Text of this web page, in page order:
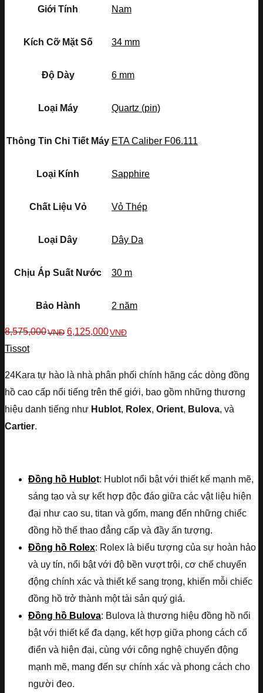
Giới Tính Nam
Kích Cỡ Mặt Số 34 mm
Độ Dày 6 mm
Loại Máy Quartz (pin)
Thông Tin Chi Tiết Máy ETA Caliber F06.111
Loại Kính Sapphire
Chất Liệu Vỏ Vỏ Thép
Loại Dây Dây Da
Chịu Áp Suất Nước 30 m
Bảo Hành 2 năm
8,575,000VNĐ 6,125,000VNĐ
Tissot
24Kara tự hào là nhà phân phối chính hãng các dòng đồng
hồ cao cấp nổi tiếng trên thế giới, bao gồm những thương
hiệu danh tiếng như Hublot, Rolex, Orient, Bulova, và
Cartier.
Đồng hồ Hublot: Hublot nổi bật với thiết kế mạnh mẽ,
sáng tạo và sự kết hợp độc đáo giữa các vật liệu hiện
đại như cao su, titan và gốm, mang đến những chiếc
đồng hồ thể thao đẳng cấp và đầy ấn tượng.
Đồng hồ Rolex: Rolex là biểu tượng của sự hoàn hảo
và uy tín, nổi bật với độ bền vượt trội, cơ chế chuyển
động chính xác và thiết kế sang trọng, khiến mỗi chiếc
đồng hồ trở thành một tài sản quý giá.
Đồng hồ Bulova: Bulova là thương hiệu đồng hồ nổi
bật với thiết kế đa dạng, kết hợp giữa phong cách cổ
điển và hiện đại, cùng với công nghệ chuyển động
mạnh mẽ, mang đến sự chính xác và phong cách cho
người đeo.